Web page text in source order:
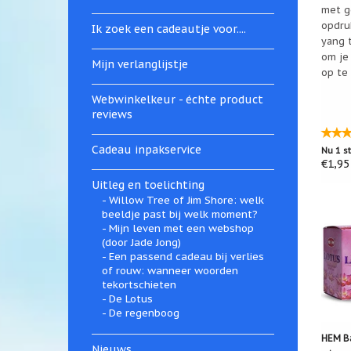
Ik zoek een cadeautje voor....
Mijn verlanglijstje
Webwinkelkeur - échte product
reviews
Cadeau inpakservice
Uitleg en toelichting
Willow Tree of Jim Shore: welk
beeldje past bij welk moment?
Mijn leven met een webshop
(door Jade Jong)
Een passend cadeau bij verlies
of rouw: wanneer woorden
tekortschieten
De Lotus
De regenboog
met
yang
om
op te
Nu 1
€1,95
HEM